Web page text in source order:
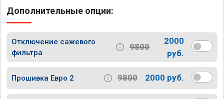
Дополнительные опции:
Отключение сажевого
фильтра
9800
2000
руб.
Прошивка Евро 2 9800 2000 руб.